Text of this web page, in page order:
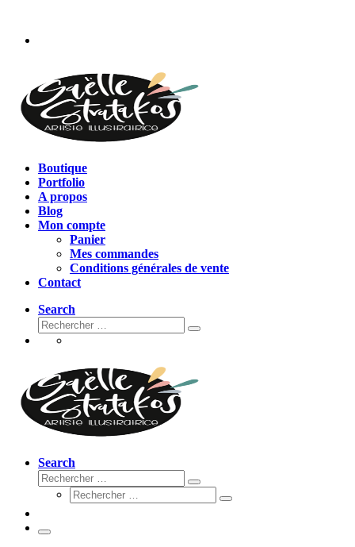
contenu
Boutique
Portfolio
A propos
Blog
Mon compte
Panier
Mes commandes
Conditions générales de vente
Contact
Search
Rechercher
Rechercher
Search
Rechercher
Rechercher
Rechercher
Rechercher
Menu